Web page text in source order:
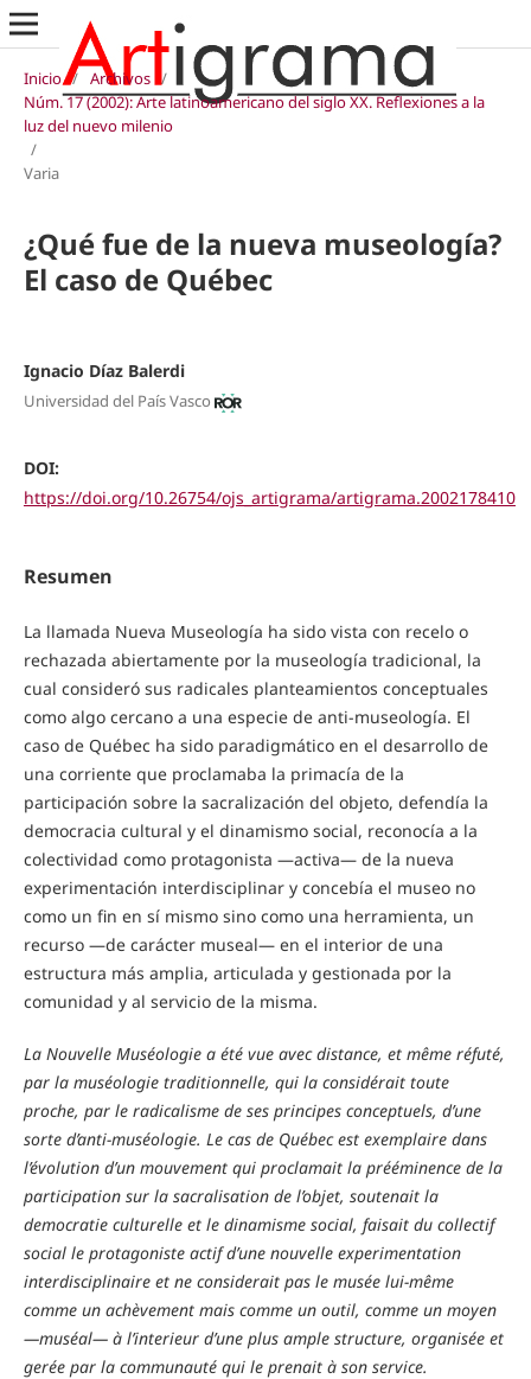
Inicio / Archivos /
Núm. 17 (2002): Arte latinoamericano del siglo XX. Reflexiones a la
luz del nuevo milenio
/
Varia
¿Qué fue de la nueva museología?
El caso de Québec
Ignacio Díaz Balerdi
Universidad del País Vasco
DOI:
https://doi.org/10.26754/ojs_artigrama/artigrama.2002178410
Resumen
La llamada Nueva Museología ha sido vista con recelo o
rechazada abiertamente por la museología tradicional, la
cual consideró sus radicales planteamientos conceptuales
como algo cercano a una especie de anti-museología. El
caso de Québec ha sido paradigmático en el desarrollo de
una corriente que proclamaba la primacía de la
participación sobre la sacralización del objeto, defendía la
democracia cultural y el dinamismo social, reconocía a la
colectividad como protagonista —activa— de la nueva
experimentación interdisciplinar y concebía el museo no
como un fin en sí mismo sino como una herramienta, un
recurso —de carácter museal— en el interior de una
estructura más amplia, articulada y gestionada por la
comunidad y al servicio de la misma.
La Nouvelle Muséologie a été vue avec distance, et même réfuté,
par la muséologie traditionnelle, qui la considérait toute
proche, par le radicalisme de ses principes conceptuels, d’une
sorte d’anti-muséologie. Le cas de Québec est exemplaire dans
l’évolution d’un mouvement qui proclamait la prééminence de la
participation sur la sacralisation de l’objet, soutenait la
democratie culturelle et le dinamisme social, faisait du collectif
social le protagoniste actif d’une nouvelle experimentation
interdisciplinaire et ne considerait pas le musée lui-même
comme un achèvement mais comme un outil, comme un moyen
—muséal— à l’interieur d’une plus ample structure, organisée et
gerée par la communauté qui le prenait à son service.